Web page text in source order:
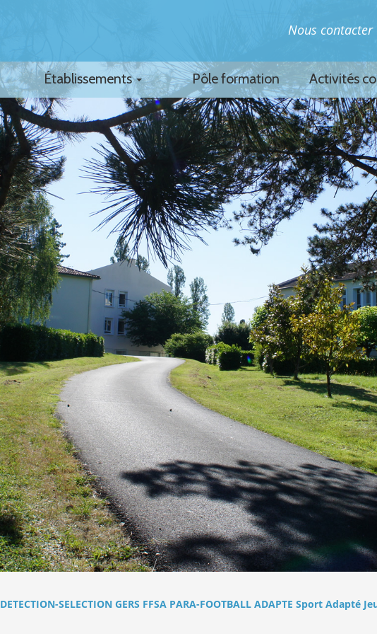
Nous contacter
Établissements Pôle formation Activités
DETECTION-SELECTION GERS FFSA PARA-FOOTBALL ADAPTE Sport Adapté